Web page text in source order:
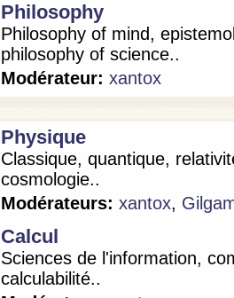
Philosophy
Philosophy of mind,
philosophy of science..
Modérateur: xantox
Physique
Classique, quantique,
cosmologie..
Modérateurs: xantox,
Calcul
Sciences de l'information,
calculabilité..